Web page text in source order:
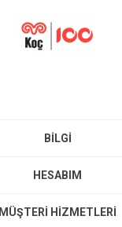
BILGI
HESABIM
MÜŞTERI HIZMETLERI